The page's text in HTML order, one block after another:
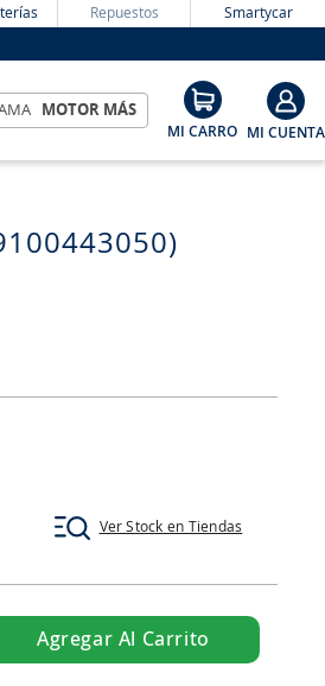
Repuestos Smartycar
MOTOR MÁS
Ver Stock en Tiendas
Agregar Al Carrito